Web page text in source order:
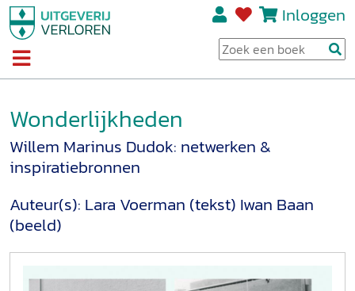
Inloggen
Wonderlijkheden
Willem Marinus Dudok: netwerken &
inspiratiebronnen
Auteur(s): Lara Voerman (tekst) Iwan Baan
(beeld)